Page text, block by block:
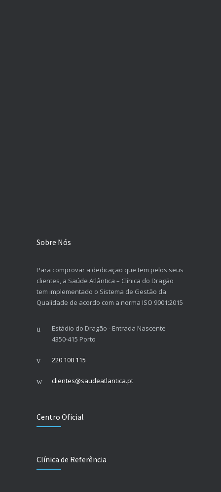
Sobre Nós
Para comprovar a dedicação que tem pelos seus
clientes, a Saúde Atlântica – Clínica do Dragão
tem implementado o Sistema de Gestão da
Qualidade de acordo com a norma ISO 9001:2015
Estádio do Dragão - Entrada Nascente
4350-415 Porto
220 100 115
clientes@saudeatlantica.pt
Centro Oficial
Clínica de Referência